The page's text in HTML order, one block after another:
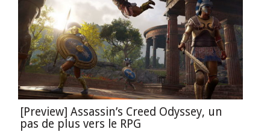
[Preview] Assassin’s Creed Odyssey, un
pas de plus vers le RPG